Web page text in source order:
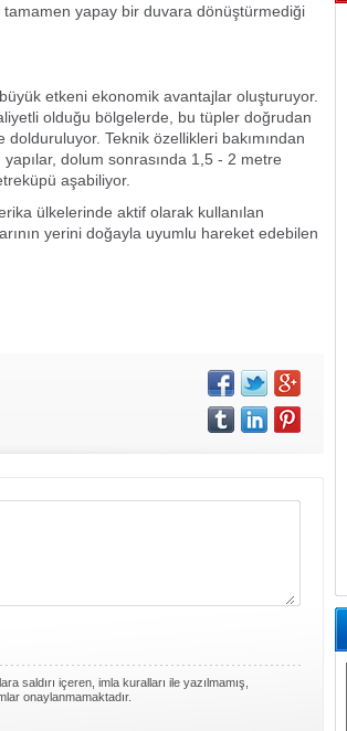
tamamen yapay bir duvara dönüştürmediği
etkeni ekonomik avantajlar oluşturuyor.
olduğu bölgelerde, bu tüpler doğrudan
Teknik özellikleri bakımından
dolum sonrasında 1,5 - 2 metre
aşabiliyor.
ülkelerinde aktif olarak kullanılan
yerini doğayla uyumlu hareket edebilen
saldırı içeren, imla kuralları ile yazılmamış,
onaylanmamaktadır.